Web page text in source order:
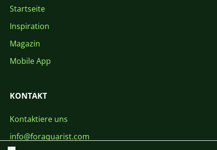
Startseite
Inspiration
Magazin
Mobile App
KONTAKT
Kontaktiere uns
info@foraquarist.com